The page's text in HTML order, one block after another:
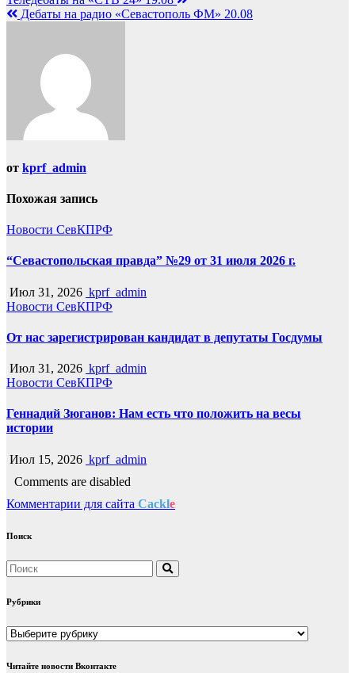
поДебаты на радио «Севастополь ФМ» 20.08
от kprf_admin
Похожая запись
Новости СевКПРФ
“Севастопольская правда” №29 от 31 июля 2026 г.
Июл 31, 2026 kprf_admin
Новости СевКПРФ
От нас зарегистрирован кандидат в депутаты Госдумы
Июл 31, 2026 kprf_admin
Новости СевКПРФ
Геннадий Зюганов: Нам есть что положить на весы
истории
Июл 15, 2026 kprf_admin
Comments are disabled
Комментарии для сайта Cackle
Поиск
Рубрики
Рубрики
Читайте новости Вконтакте